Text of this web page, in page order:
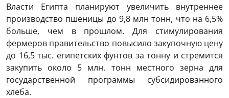
Власти Египта планируют увеличить внутреннее
производство пшеницы до 9,8 млн тонн, что на 6,5%
больше, чем в прошлом. Для стимулирования
фермеров правительство повысило закупочную цену
до 16,5 тыс. египетских фунтов за тонну и стремится
закупить около 5 млн. тонн местного зерна для
государственной программы субсидированного
хлеба.